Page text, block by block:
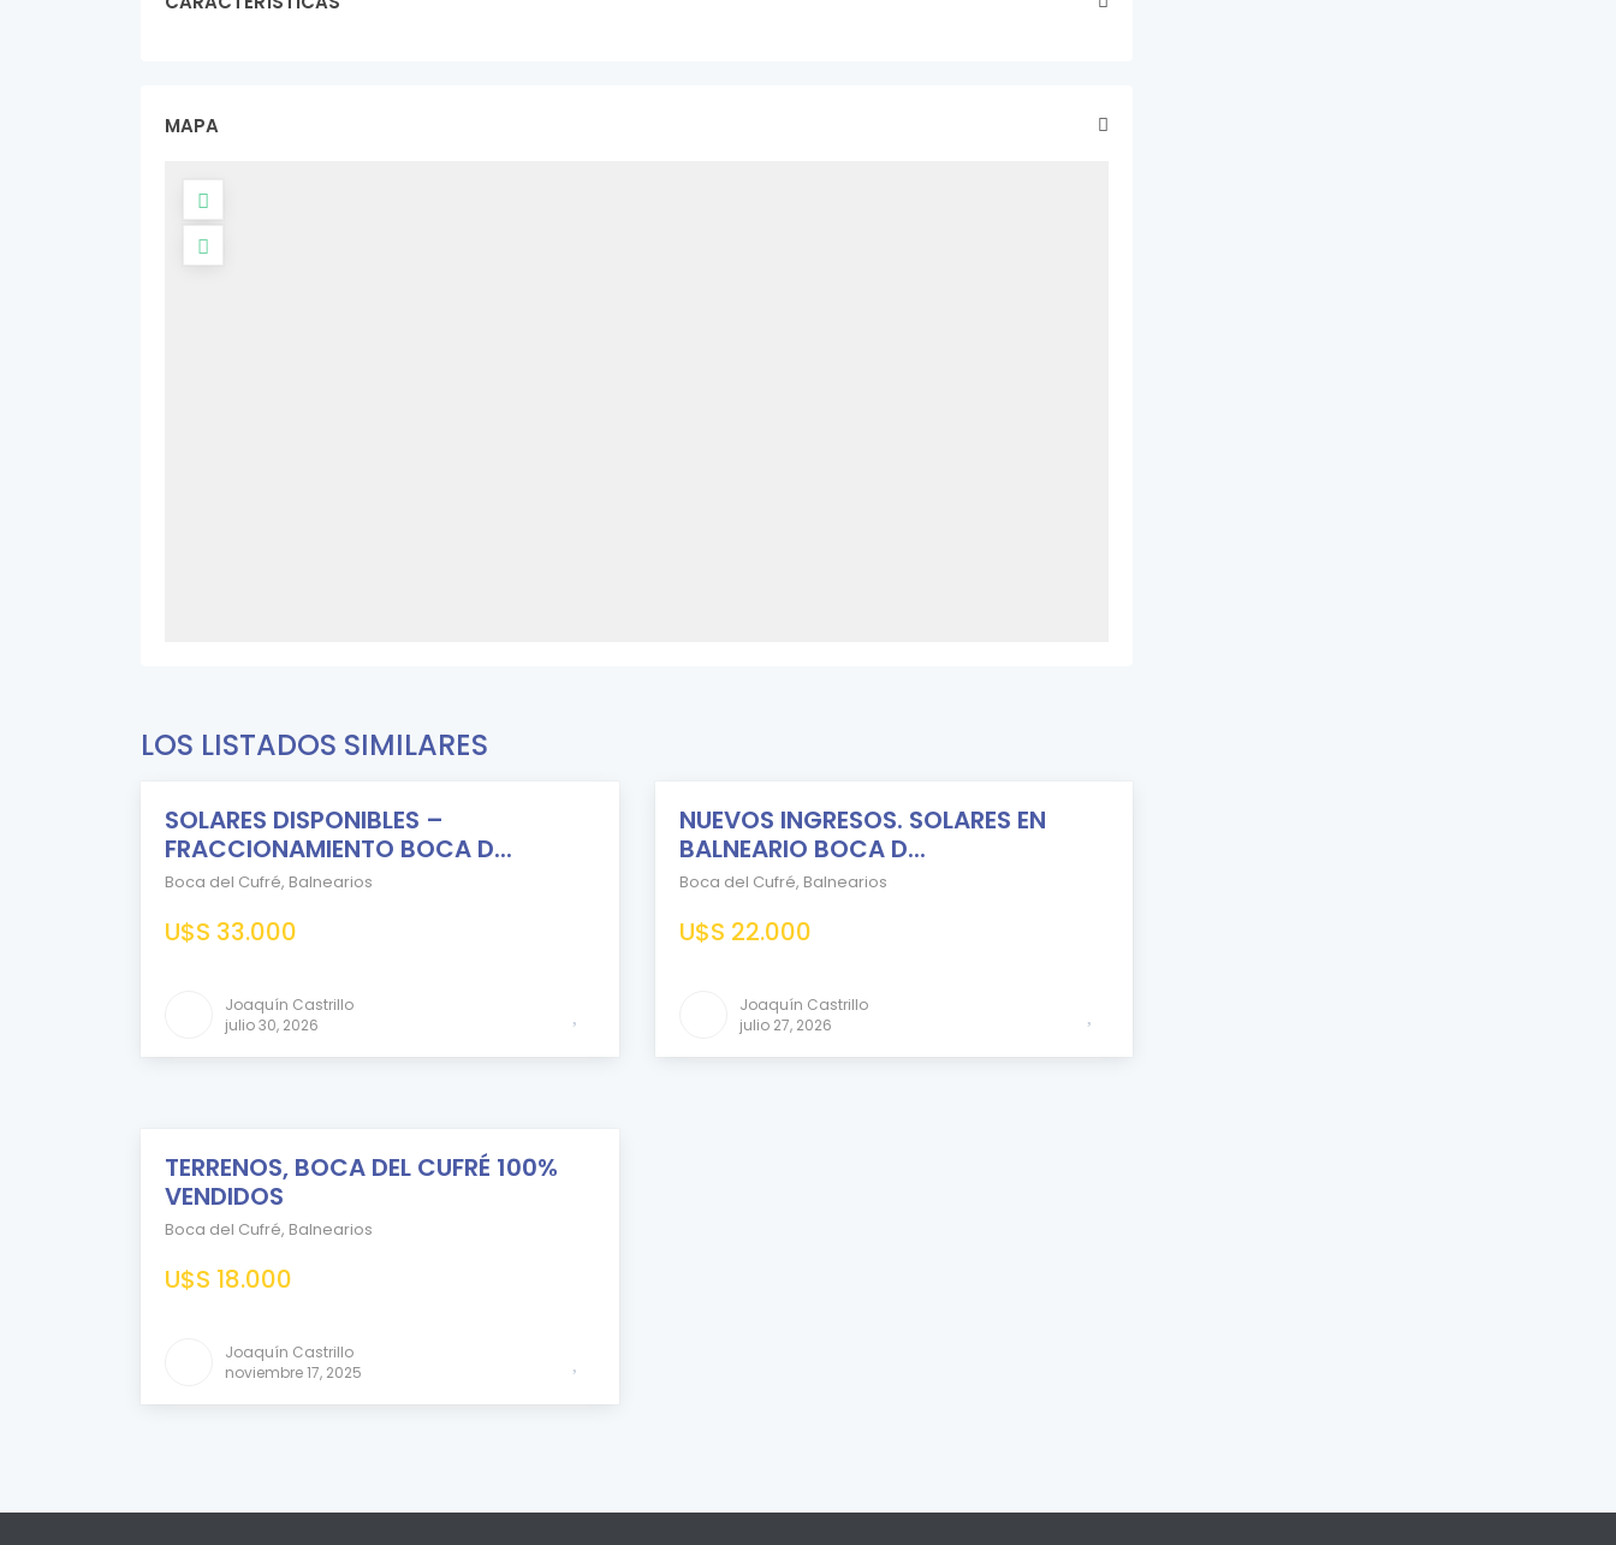
MAPA
LOS LISTADOS SIMILARES
DESTACADO
SOLARES DISPONIBLES –
FRACCIONAMIENTO BOCA D...
Boca del Cufré, Balnearios
U$S 33.000
Joaquín Castrillo
julio 30, 2026
NUEVOS INGRESOS. SOLARES EN
BALNEARIO BOCA D...
Boca del Cufré, Balnearios
U$S 22.000
Joaquín Castrillo
julio 27, 2026
TERRENOS, BOCA DEL CUFRÉ 100%
VENDIDOS
Boca del Cufré, Balnearios
U$S 18.000
Joaquín Castrillo
noviembre 17, 2025